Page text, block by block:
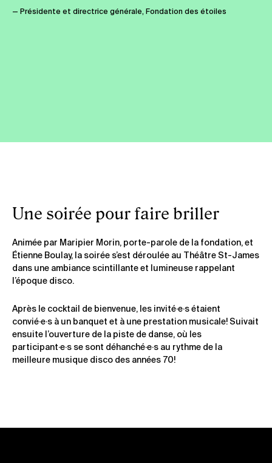
— Présidente et directrice générale, Fondation des étoiles
Une soirée pour faire briller
Animée par Maripier Morin, porte-parole de la fondation, et
Étienne Boulay, la soirée s’est déroulée au Théâtre St-James
dans une ambiance scintillante et lumineuse rappelant
l’époque disco.
Après le cocktail de bienvenue, les invité·e·s étaient
convié·e·s à un banquet et à une prestation musicale! Suivait
ensuite l’ouverture de la piste de danse, où les
participant·e·s se sont déhanché·e·s au rythme de la
meilleure musique disco des années 70!